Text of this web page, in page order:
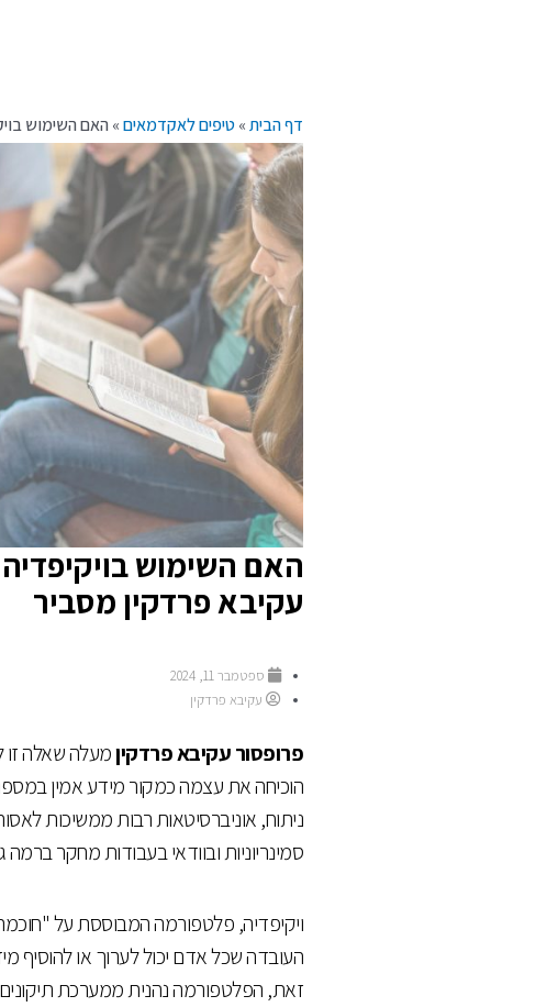
דף הבית»טיפים לאקדמאים»האם השימוש
האם השימוש
עקיבא פרדקין מסביר
ספטמבר 11, 2024
עקיבא פרדקין
פרופסור עקיבא פרדקיןמעלה שאלה זו
הוכיחה את עצמה כמקור מידע אמין
ניתוח, אוניברסיטאות רבות ממשיכות
סמינריוניות ובוודאי בעבודות מחקר ברמה
העובדה שכל אדם יכול לערוך או להוסיף
זאת, הפלטפורמה נהנית ממערכת